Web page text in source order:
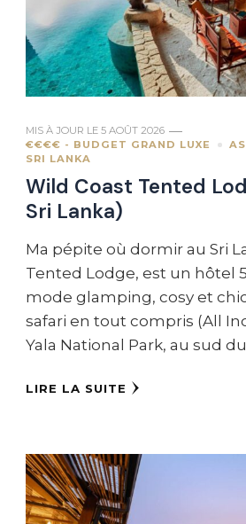
MIS À JOUR LE 5 AOÛT 2026
€€€€ - BUDGET GRAND LUXE
SRI LANKA
Wild Coast Tented
Sri Lanka)
Ma pépite où dormir au Sri
Tented Lodge, est un hôtel
mode glamping, cosy et
safari en tout compris (All
Yala National Park, au sud
LIRE LA SUITE